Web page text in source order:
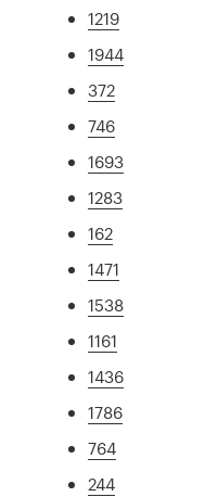
1219
1944
372
746
1693
1283
162
1471
1538
1161
1436
1786
764
244